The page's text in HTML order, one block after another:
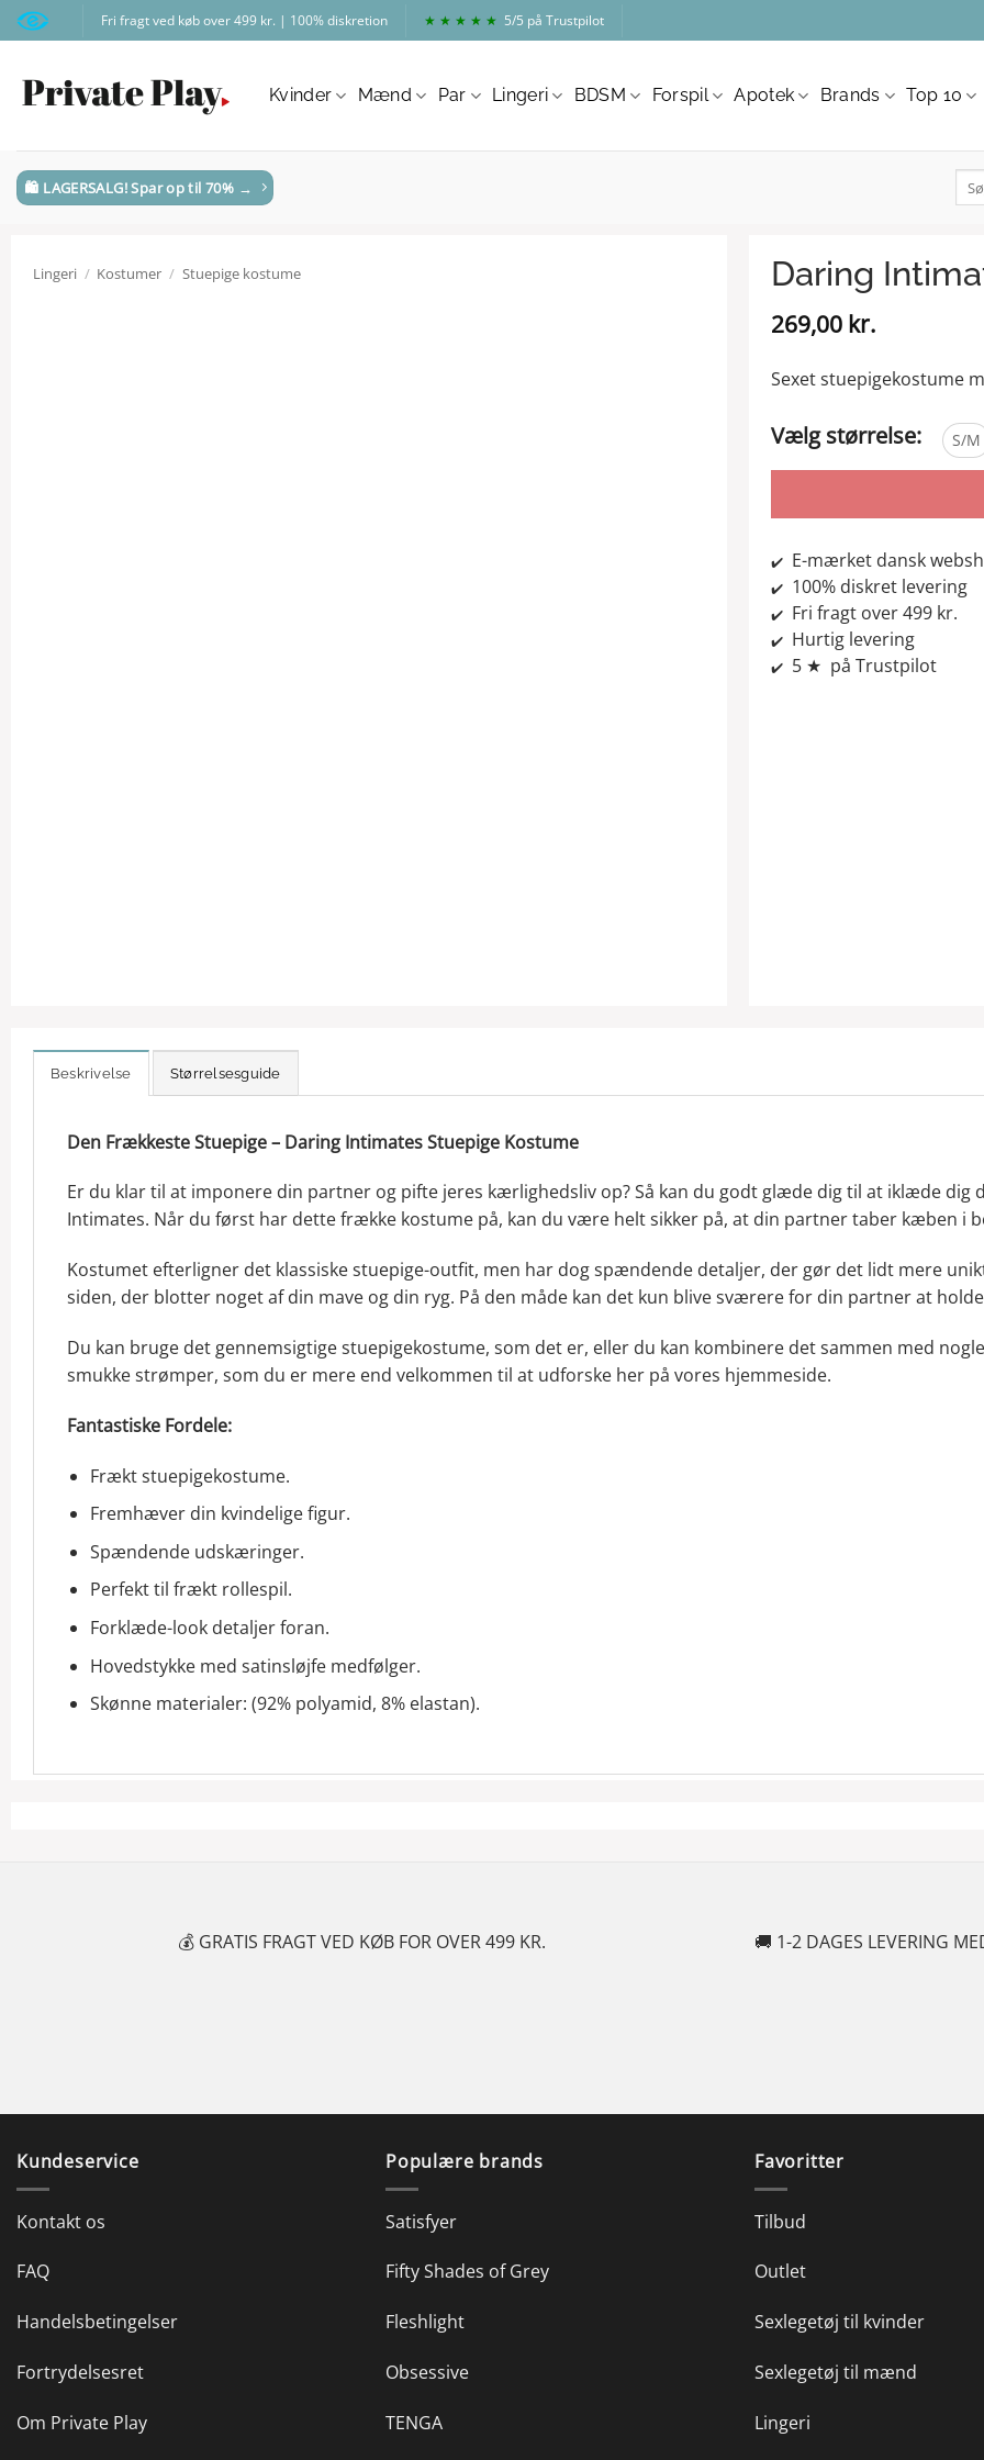
Fortsæt
til
Fri fragt ved køb over 499 kr. | 100% diskretion ★ ★ ★ ★ ★ 5/5 på Trustpilot
Kvinder Mænd Par Lingeri BDSM Forspil Apotek Brands Top 10
🛍️ LAGERSALG! Spar op til 70% →
Lingeri / Kostumer / Stuepige kostume Daring
269,00 kr.
Sexet stuepigekostume
Vælg størrelse: S/M
✔️E-mærket dansk
✔️100% diskret levering
✔️Fri fragt over 499 kr.
✔️Hurtig levering
✔️5 ★ på Trustpilot
Beskrivelse Størrelsesguide
Den Frækkeste Stuepige – Daring Intimates Stuepige Kostume
Er du klar til at imponere din partner og pifte jeres kærlighedsliv op? Så kan du godt glæde dig til at iklæde dig
Intimates. Når du først har dette frække kostume på, kan du være helt sikker på, at din partner taber kæben i
Kostumet efterligner det klassiske stuepige-outfit, men har dog spændende detaljer, der gør det lidt mere
siden, der blotter noget af din mave og din ryg. På den måde kan det kun blive sværere for din partner at
Du kan bruge det gennemsigtige stuepigekostume, som det er, eller du kan kombinere det sammen med
smukke strømper, som du er mere end velkommen til at udforske her på vores hjemmeside.
Fantastiske Fordele:
Frækt stuepigekostume.
Fremhæver din kvindelige figur.
Spændende udskæringer.
Perfekt til frækt rollespil.
Forklæde-look detaljer foran.
Hovedstykke med satinsløjfe medfølger.
Skønne materialer: (92% polyamid, 8% elastan).
FRAGT VED KØB FOR OVER 499 KR. 🚚 1-2 DAGES LEVERING MED POSTNORD
Kundeservice
Kontakt os
FAQ
Handelsbetingelser
Fortrydelsesret
Om Private Play
Populære brands
Satisfyer
Fifty Shades of Grey
Fleshlight
Obsessive
TENGA
Favoritter
Tilbud
Outlet
Sexlegetøj til kvinder
Sexlegetøj til mænd
Lingeri